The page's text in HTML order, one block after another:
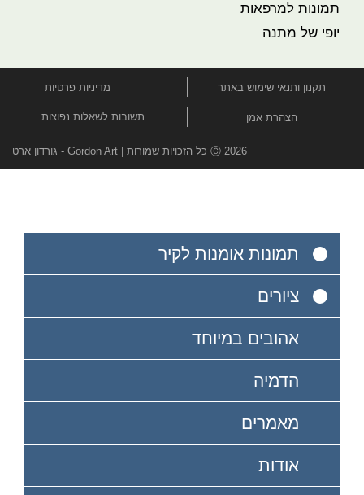
תמונות למרפאות
יופי של מתנה
תקנון ותנאי שימוש באתר מדיניות פרטיות
הצהרת אמן תשובות לשאלות נפוצות
Ⓒ 2026 כל הזכויות שמורות | Gordon Art - גורדון ארט
תמונות אומנות לקיר
ציורים
אהובים במיוחד
הדמיה
מאמרים
אודות